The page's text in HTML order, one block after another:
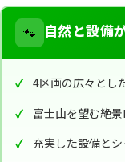
🐾 自然と設備
4区画の広々とし
富士山を望む絶
充実した設備と